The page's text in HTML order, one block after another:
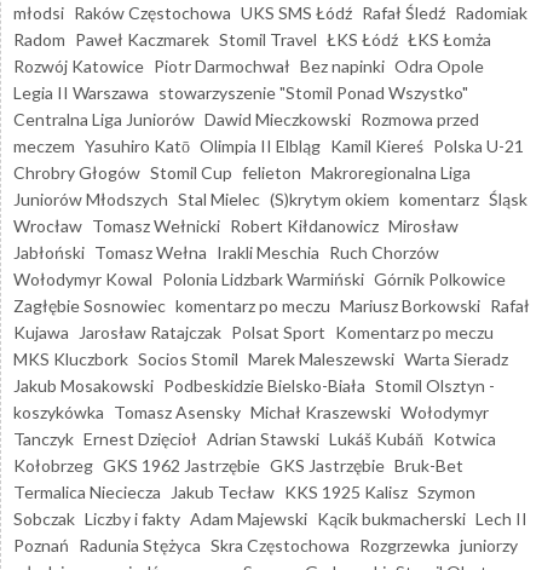
młodsi Raków Częstochowa UKS SMS Łódź Rafał Śledź Radomiak
Radom Paweł Kaczmarek Stomil Travel ŁKS Łódź ŁKS Łomża
Rozwój Katowice Piotr Darmochwał Bez napinki Odra Opole
Legia II Warszawa stowarzyszenie "Stomil Ponad Wszystko"
Centralna Liga Juniorów Dawid Mieczkowski Rozmowa przed
meczem Yasuhiro Katō Olimpia II Elbląg Kamil Kiereś Polska U-21
Chrobry Głogów Stomil Cup felieton Makroregionalna Liga
Juniorów Młodszych Stal Mielec (S)krytym okiem komentarz Śląsk
Wrocław Tomasz Wełnicki Robert Kiłdanowicz Mirosław
Jabłoński Tomasz Wełna Irakli Meschia Ruch Chorzów
Wołodymyr Kowal Polonia Lidzbark Warmiński Górnik Polkowice
Zagłębie Sosnowiec komentarz po meczu Mariusz Borkowski Rafał
Kujawa
Jarosław Ratajczak Polsat Sport Komentarz po meczu
MKS Kluczbork Socios Stomil Marek Maleszewski Warta Sieradz
Jakub Mosakowski Podbeskidzie Bielsko-Biała Stomil Olsztyn -
koszykówka Tomasz Asensky Michał Kraszewski Wołodymyr
Tanczyk Ernest Dzięcioł Adrian Stawski Lukáš Kubáň Kotwica
Kołobrzeg GKS 1962 Jastrzębie GKS Jastrzębie Bruk-Bet
Termalica Nieciecza
Jakub Tecław KKS 1925 Kalisz Szymon
Sobczak Liczby i fakty Adam Majewski Kącik bukmacherski Lech II
Poznań Radunia Stężyca Skra Częstochowa Rozgrzewka juniorzy